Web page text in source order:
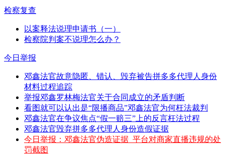
检察复查
以案释法说理申请书（一）
检察院判案不说理怎么办？
今日举报
邓鑫法官故意隐匿、错认、毁弃被告拼多多代理人身份
材料过程追踪
举报邓鑫罗林梅法官关于合同成立的矛盾判断
看图就可以认出是“限播商品”邓鑫法官为何枉法裁判
邓鑫法官在争议焦点“假一赔三”上的反言枉法过程
邓鑫法官毁弃拼多多代理人身份造假证据
今日举报：邓鑫法官伪造证据_平台对商家直播违规的处
罚截图